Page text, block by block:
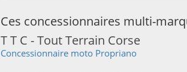
Ces concessionnaires multi-
T T C - Tout Terrain Corse
Concessionnaire moto Propriano